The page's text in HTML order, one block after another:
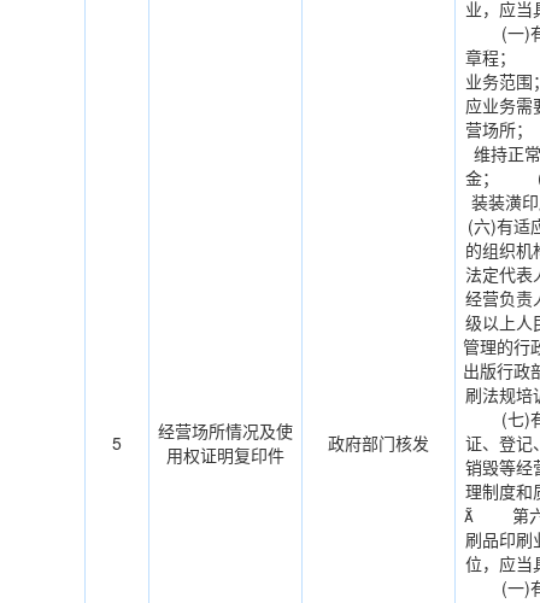
5
经营场所情况及使
用权证明复印件
政府部门核发
业，应当
(一)有
章程；
业务范
应业务需
营场所
维持正
金； (
装装
(六)有适
的组织机
法定代表
经营负责
级以上人
管理的行
出版行政
刷法规培
(七)有
证、登记
销毁等经
理制度和
 第六
刷品印刷
位，应当
(一)有